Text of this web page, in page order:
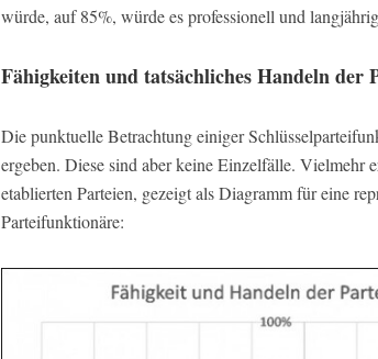
würde, auf 85%, würde es professionell und
Fähigkeiten und tatsächliches Handeln der
Die punktuelle Betrachtung einiger
ergeben. Diese sind aber keine Einzelfälle. Vielmehr
etablierten Parteien, gezeigt als Diagramm für eine
Parteifunktionäre: